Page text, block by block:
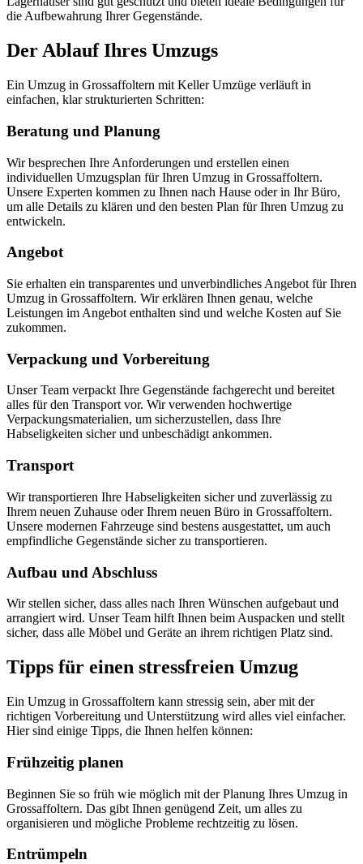
die Aufbewahrung Ihrer Gegenstände.
Der Ablauf Ihres Umzugs
Ein Umzug in Grossaffoltern mit Keller Umzüge verläuft in
einfachen, klar strukturierten Schritten:
Beratung und Planung
Wir besprechen Ihre Anforderungen und erstellen einen
individuellen Umzugsplan für Ihren Umzug in Grossaffoltern.
Unsere Experten kommen zu Ihnen nach Hause oder in Ihr Büro,
um alle Details zu klären und den besten Plan für Ihren Umzug zu
entwickeln.
Angebot
Sie erhalten ein transparentes und unverbindliches Angebot für Ihren
Umzug in Grossaffoltern. Wir erklären Ihnen genau, welche
Leistungen im Angebot enthalten sind und welche Kosten auf Sie
zukommen.
Verpackung und Vorbereitung
Unser Team verpackt Ihre Gegenstände fachgerecht und bereitet
alles für den Transport vor. Wir verwenden hochwertige
Verpackungsmaterialien, um sicherzustellen, dass Ihre
Habseligkeiten sicher und unbeschädigt ankommen.
Transport
Wir transportieren Ihre Habseligkeiten sicher und zuverlässig zu
Ihrem neuen Zuhause oder Ihrem neuen Büro in Grossaffoltern.
Unsere modernen Fahrzeuge sind bestens ausgestattet, um auch
empfindliche Gegenstände sicher zu transportieren.
Aufbau und Abschluss
Wir stellen sicher, dass alles nach Ihren Wünschen aufgebaut und
arrangiert wird. Unser Team hilft Ihnen beim Auspacken und stellt
sicher, dass alle Möbel und Geräte an ihrem richtigen Platz sind.
Tipps für einen stressfreien Umzug
Ein Umzug in Grossaffoltern kann stressig sein, aber mit der
richtigen Vorbereitung und Unterstützung wird alles viel einfacher.
Hier sind einige Tipps, die Ihnen helfen können:
Frühzeitig planen
Beginnen Sie so früh wie möglich mit der Planung Ihres Umzug in
Grossaffoltern. Das gibt Ihnen genügend Zeit, um alles zu
organisieren und mögliche Probleme rechtzeitig zu lösen.
Entrümpeln